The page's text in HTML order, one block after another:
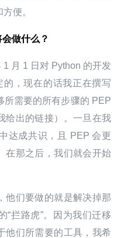
便。
做什么？
月 1 日对 Python 的开发
的，现在的话我正在撰写
所需要的所有步骤的 PEP
给出的链接）。一旦在我
中达成共识，且 PEP 会更
在那之后，我们就会开始
他们要做的就是解决掉那
“拦路虎”。因为我们迁移
他们所需要的工具，我希